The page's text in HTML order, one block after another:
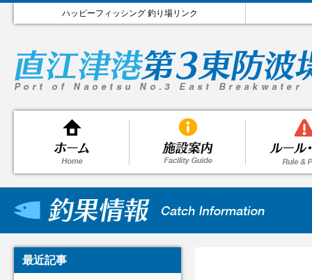
ハッピーフィッシング 釣り場リンク
最近記事